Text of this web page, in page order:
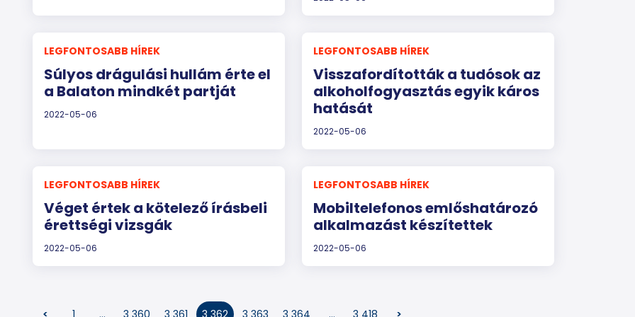
LEGFONTOSABB HÍREK
Súlyos drágulási hullám érte el
a Balaton mindkét partját
2022-05-06
LEGFONTOSABB HÍREK
Visszafordították a tudósok az
alkoholfogyasztás egyik káros
hatását
2022-05-06
LEGFONTOSABB HÍREK
Véget értek a kötelező írásbeli
érettségi vizsgák
2022-05-06
LEGFONTOSABB HÍREK
Mobiltelefonos emlőshatározó
alkalmazást készítettek
2022-05-06
< 1 … 3 360 3 361 3 362 3 363 3 364 … 3 418 >